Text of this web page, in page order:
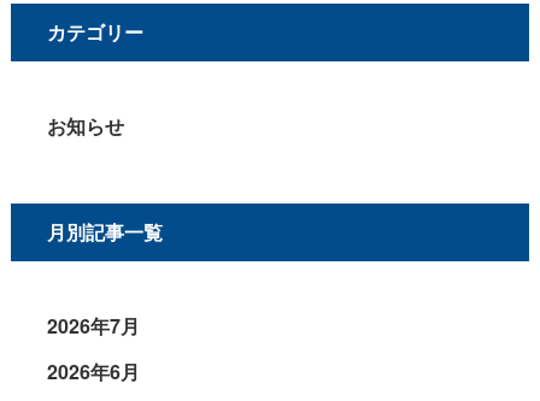
カテゴリー
お知らせ
月別記事一覧
2026年7月
2026年6月